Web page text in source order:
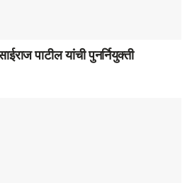
पाटील यांची पुनर्नियुक्ती